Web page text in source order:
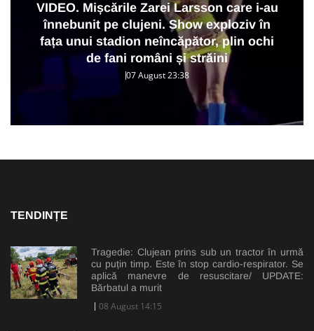
VIDEO. Mișcările Zarei Larsson care i-au
înnebunit pe clujeni. Show exploziv în
fața unui stadion neîncăpător, plin ochi
de fani români și străini
07 August 23:38
TENDINȚE
Tragedie: Clujean prins sub un tractor în urmă
cu puțin timp. Este în stop cardio-respirator. Se
aplică manevre de resuscitare/ UPDATE:
Bărbatul a murit
08 August 14:15